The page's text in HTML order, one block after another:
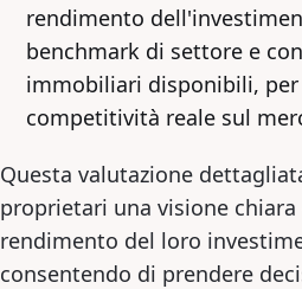
rendimento
benchmark di settore e
immobiliari disponibili, per
competitività reale sul
Questa valutazione
proprietari una visione
rendimento del loro
consentendo di prendere